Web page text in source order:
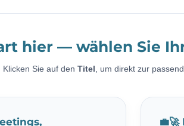
hier — wählen Sie
Klicken Sie auf den Titel , um direkt zur